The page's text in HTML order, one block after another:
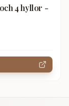
4 hyllor -